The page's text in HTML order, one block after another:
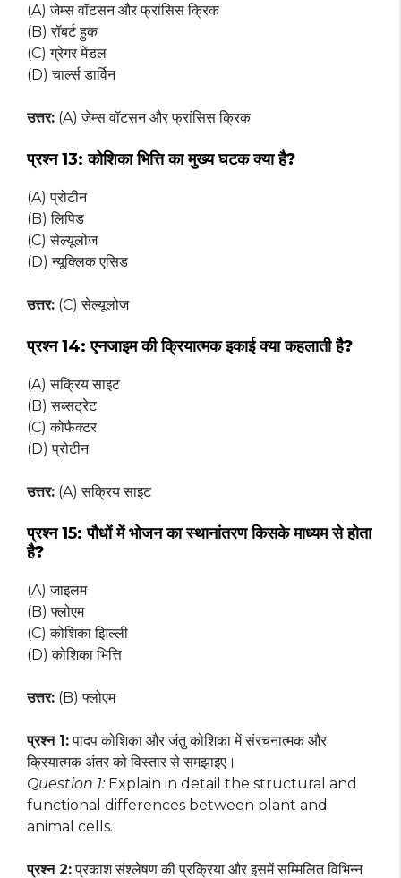
(A) जेम्स वॉटसन और फ्रांसिस क्रिक
(B) रॉबर्ट हुक
(C) ग्रेगर मेंडल
(D) चार्ल्स डार्विन
उत्तर: (A) जेम्स वॉटसन और फ्रांसिस क्रिक
प्रश्न 13: कोशिका भित्ति का मुख्य घटक क्या है?
(A) प्रोटीन
(B) लिपिड
(C) सेल्यूलोज
(D) न्यूक्लिक एसिड
उत्तर: (C) सेल्यूलोज
प्रश्न 14: एनजाइम की क्रियात्मक इकाई क्या कहलाती है?
(A) सक्रिय साइट
(B) सब्सट्रेट
(C) कोफैक्टर
(D) प्रोटीन
उत्तर: (A) सक्रिय साइट
प्रश्न 15: पौधों में भोजन का स्थानांतरण किसके माध्यम से होता
है?
(A) जाइलम
(B) फ्लोएम
(C) कोशिका झिल्ली
(D) कोशिका भित्ति
उत्तर: (B) फ्लोएम
प्रश्न 1:पादप कोशिका और जंतु कोशिका में संरचनात्मक और
क्रियात्मक अंतर को विस्तार से समझाइए।
Question 1: Explain in detail the structural and
functional differences between plant and
animal cells.
प्रश्न 2:प्रकाश संश्लेषण की प्रक्रिया और इसमें सम्मिलित विभिन्न